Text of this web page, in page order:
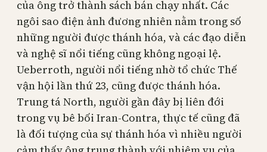
của ông trở thành sách bán chạy nhất. Các
ngôi sao điện ảnh đương nhiên nằm trong số
những người được thánh hóa, và các đạo diễn
và nghệ sĩ nổi tiếng cũng không ngoại lệ.
Ueberroth, người nổi tiếng nhờ tổ chức Thế
vận hội lần thứ 23, cũng được thánh hóa.
Trung tá North, người gần đây bị liên đới
trong vụ bê bối Iran-Contra, thực tế cũng đã
là đối tượng của sự thánh hóa vì nhiều người